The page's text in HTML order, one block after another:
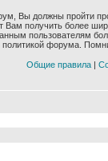
Вы должны пройти
Вам получить более
пользователям
форума.
Общие правила|